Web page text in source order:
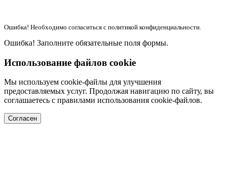
Ошибка! Необходимо согласиться с политикой конфиденциальности.
Ошибка! Заполните обязательные поля формы.
Использование файлов cookie
Мы используем cookie-файлы для улучшения
предоставляемых услуг. Продолжая навигацию по сайту, вы
соглашаетесь с правилами использования cookie-файлов.
Согласен